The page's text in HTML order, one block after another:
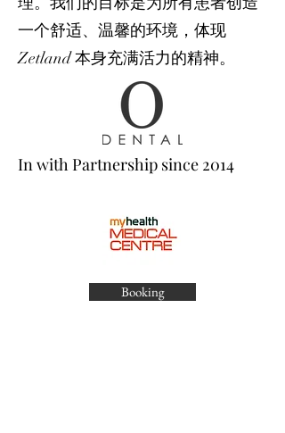
一个舒适、温馨的环境，体现
Zetland 本身充满活力的精神。
In with Partnership since 2014
Booking